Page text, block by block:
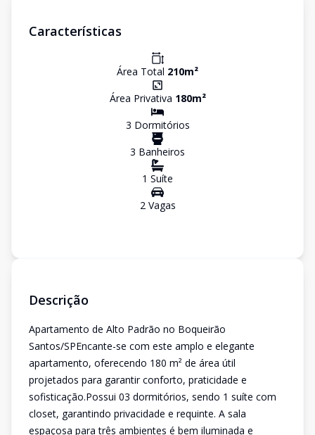
Características
Área Total 210m²
Área Privativa 180m²
3 Dormitórios
3 Banheiros
1 Suíte
2Vagas
Descrição
Apartamento de Alto Padrão no Boqueirão
Santos/SPEncante-se com este amplo e elegante
apartamento, oferecendo 180 m² de área útil
projetados para garantir conforto, praticidade e
sofisticação.Possui 03 dormitórios, sendo 1 suíte com
closet, garantindo privacidade e requinte. A sala
espaçosa para três ambientes é bem iluminada e